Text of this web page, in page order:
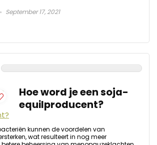
September 17, 2021
Hoe word je een soja-
equilproducent?
kunnen de voordelen van
wat resulteert in nog meer